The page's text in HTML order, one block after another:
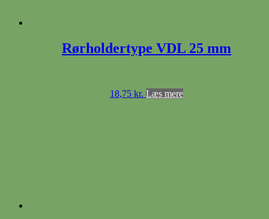
Rørholdertype VDL 25 mm
18,75 kr. Læs mere